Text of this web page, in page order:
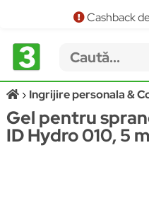
Cashback
Ingrijire personala &
Gel pentru
ID Hydro 010, 5